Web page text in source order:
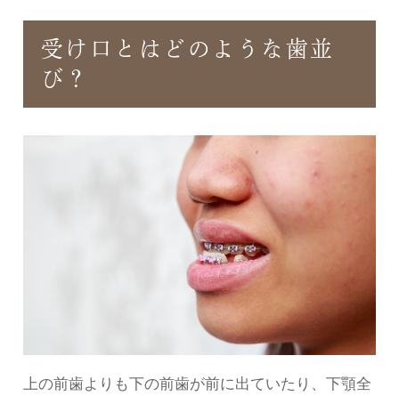
受け口とはどのような歯並
び？
上の前歯よりも下の前歯が前に出ていたり、下顎全